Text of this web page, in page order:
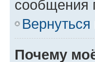
сообщения
Вернуться
Почему